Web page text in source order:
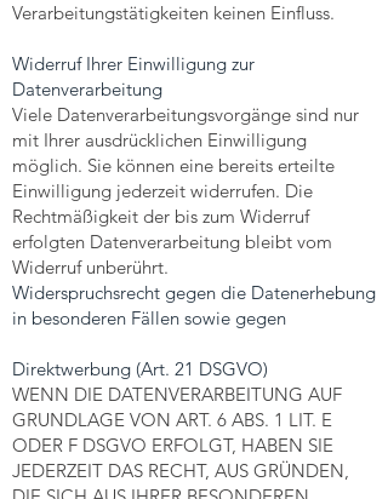
Verarbeitungstätigkeiten keinen Einfluss.
Widerruf Ihrer Einwilligung zur
Datenverarbeitung
Viele Datenverarbeitungsvorgänge sind nur
mit Ihrer ausdrücklichen Einwilligung
möglich. Sie können eine bereits erteilte
Einwilligung jederzeit widerrufen. Die
Rechtmäßigkeit der bis zum Widerruf
erfolgten Datenverarbeitung bleibt vom
Widerruf unberührt.
Widerspruchsrecht gegen die Datenerhebung
in besonderen Fällen sowie gegen
Direktwerbung (Art. 21 DSGVO)
WENN DIE DATENVERARBEITUNG AUF
GRUNDLAGE VON ART. 6 ABS. 1 LIT. E
ODER F DSGVO ERFOLGT, HABEN SIE
JEDERZEIT DAS RECHT, AUS GRÜNDEN,